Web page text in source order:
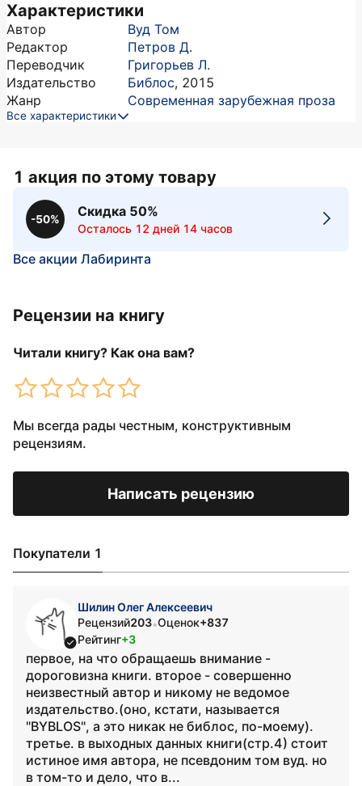
Характеристики
Автор
Вуд Том
Редактор
Петров Д.
Переводчик
Григорьев Л.
Издательство
Библос, 2015
Жанр
Современная зарубежная проза
Все характеристики
1 акция по этому товару
-50%
Скидка 50%
Осталось 12 дней 14 часов
Все акции Лабиринта
Рецензии на книгу
Читали книгу? Как она вам?
Мы всегда рады честным, конструктивным
рецензиям.
Написать рецензию
Покупатели 1
Шилин Олег Алексеевич
Рецензий203•Оценок+837
Рейтинг+3
первое, на что обращаешь внимание -
дороговизна книги. второе - совершенно
неизвестный автор и никому не ведомое
издательство.(оно, кстати, называется
"BYBLOS", а это никак не библос, по-моему).
третье. в выходных данных книги(стр.4) стоит
истиное имя автора, не псевдоним том вуд. но
в том-то и дело, что в...